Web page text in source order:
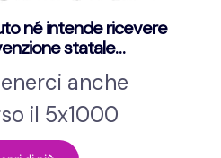
né intende ricevere
statale…
anche
il 5x1000